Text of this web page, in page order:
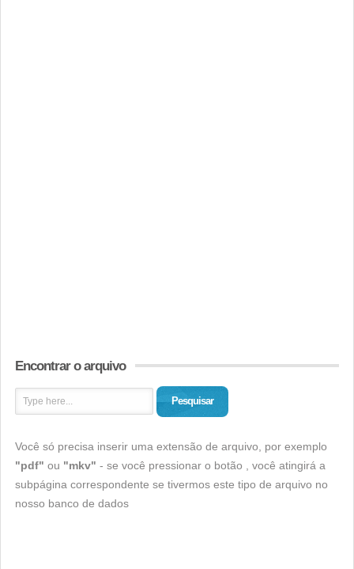
Encontrar o arquivo
Pesquisar
Você só precisa inserir uma extensão de arquivo, por exemplo
"pdf" ou "mkv" - se você pressionar o botão , você atingirá a
subpágina correspondente se tivermos este tipo de arquivo no
nosso banco de dados